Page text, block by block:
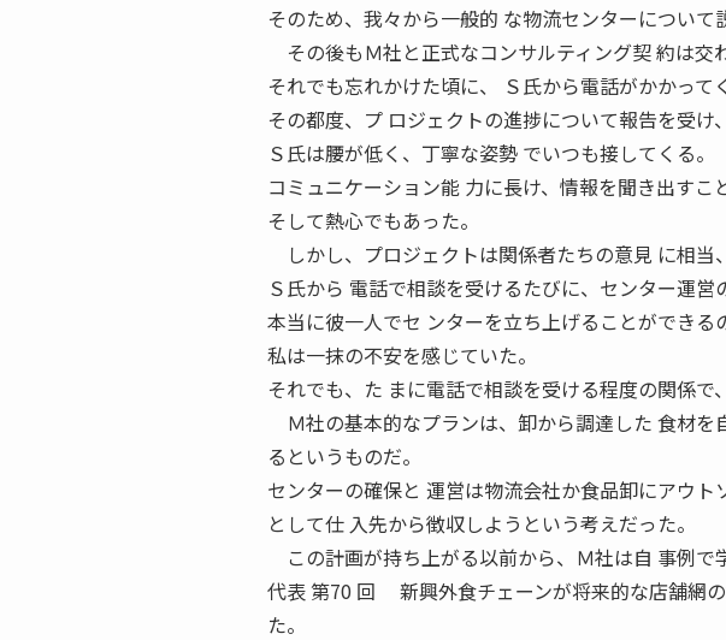
そのため、我々から一般的 な物流センターについて
その後もＭ社と正式なコンサルティング契 約は交
それでも忘れかけた頃に、 Ｓ氏から電話がかかって
その都度、プ ロジェクトの進捗について報告を受け
Ｓ氏は腰が低く、丁寧な姿勢 でいつも接してくる。
コミュニケーション能 力に長け、情報を聞き出すこ
そして熱心でもあった。
しかし、プロジェクトは関係者たちの意見 に相当
Ｓ氏から 電話で相談を受けるたびに、センター運営
本当に彼一人でセ ンターを立ち上げることができる
私は一抹の不安を感じていた。
それでも、た まに電話で相談を受ける程度の関係で
Ｍ社の基本的なプランは、卸から調達した 食材
るというものだ。
センターの確保と 運営は物流会社か食品卸にアウト
として仕 入先から徴収しようという考えだった。
この計画が持ち上がる以前から、Ｍ社は自 事例
代表 第70 回 新興外食チェーンが将来的な店舗網
た。